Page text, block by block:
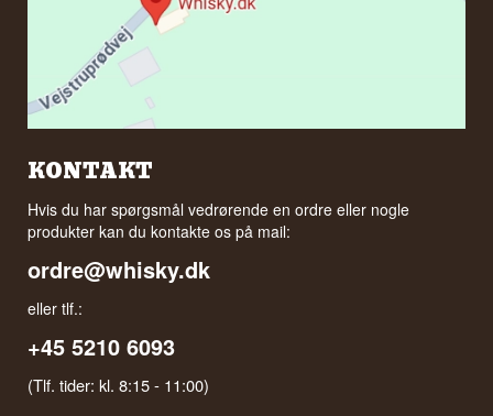
KONTAKT
Hvis du har spørgsmål vedrørende en ordre eller nogle
produkter kan du kontakte os på mail:
ordre@whisky.dk
eller tlf.:
+45 5210 6093
(Tlf. tider: kl. 8:15 - 11:00)